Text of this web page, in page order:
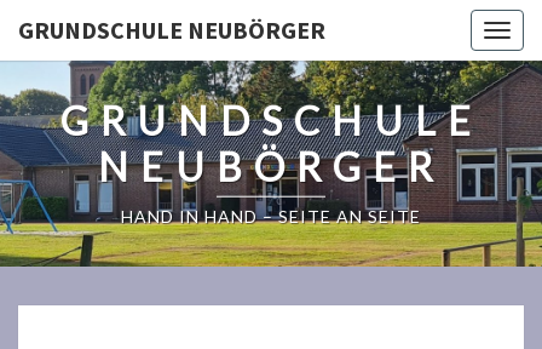
GRUNDSCHULE NEUBÖRGER
GRUNDSCHULE
NEUBÖRGER
HAND IN HAND – SEITE AN SEITE